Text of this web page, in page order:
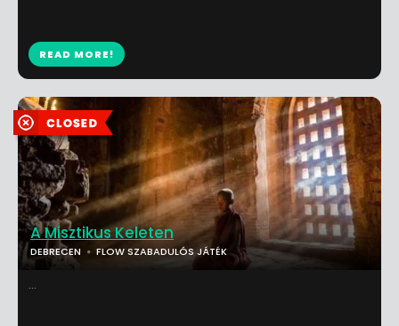
A Misztikus Keleten
DEBRECEN FLOW SZABADULÓS JÁTÉK
...
READ MORE!